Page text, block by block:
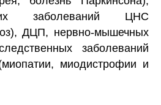
заболеваний ЦНС
ДЦП, нервно-мышечных
заболеваний
миодистрофии и